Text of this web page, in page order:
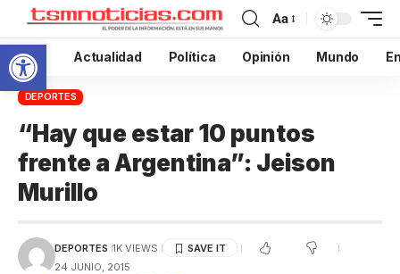
Abrir barra de herramientas
Aa
Inicio Actualidad Política Opinión Mundo
DEPORTES
“Hay que estar 10 puntos
frente a Argentina”: Jeison
Murillo
DEPORTES 1K VIEWS
24 JUNIO, 2015